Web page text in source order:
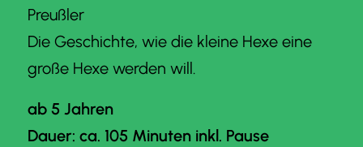
Preußler
Die Geschichte, wie die kleine Hexe eine
große Hexe werden will.
ab 5 Jahren
Dauer: ca. 105 Minuten inkl. Pause